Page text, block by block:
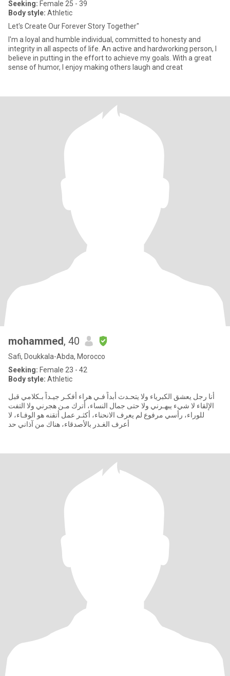
Seeking: Female 25 - 39
Body style: Athletic
Let's Create Our Forever Story Together"
I'm a loyal and humble individual, committed to honesty and
integrity in all aspects of life. An active and hardworking person, I
believe in putting in the effort to achieve my goals. With a great
sense of humor, I enjoy making others laugh and creat
mohammed, 40
Safi, Doukkala-Abda, Morocco
Seeking: Female 23 - 42
Body style: Athletic
أنا رجل يعشق الكبرياء ولا يتحـدث أبداً فـي هراء أفكـر جيـداً بـكلامي قبل
الإلقاء لا شيء يبهـرني ولا حتى جمال النساء، أترك مـن هجرني ولا التفت
للوراء، رأسي مرفوع لم يعرف الانحناء، أكثـر عمل أتقنه هو الوفـاء، لا
أعرف الغـدر بالأصدقاء، هناك من آذاني حد